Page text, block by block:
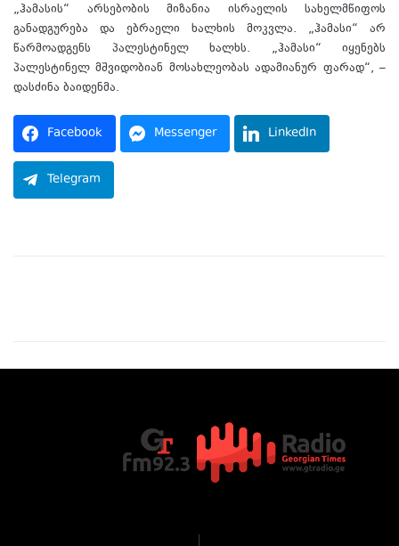
„ჰამასის“ არსებობის მიზანია ისრაელის სახელმწიფოს
განადგურება და ებრაელი ხალხის მოკვლა. „ჰამასი“ არ
წარმოადგენს პალესტინელ ხალხს. „ჰამასი“ იყენებს
პალესტინელ მშვიდობიან მოსახლეობას ადამიანურ ფარად“, –
დასძინა ბაიდენმა.
Facebook Messenger LinkedIn
Telegram